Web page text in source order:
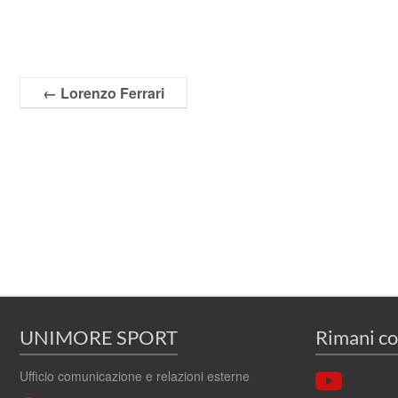
← Lorenzo Ferrari
UNIMORE SPORT
Ufficio comunicazione e relazioni esterne
Rimani